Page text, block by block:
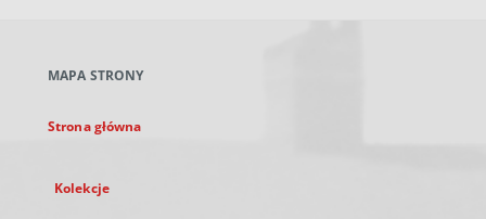
karcie
MAPA STRONY
Strona główna
Kolekcje